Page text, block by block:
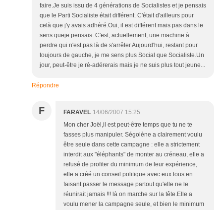
faire.Je suis issu de 4 générations de Socialistes et je pensais
que le Parti Socialiste était différent. C'était d'ailleurs pour
celà que j'y avais adhéré.Oui, il est différent mais pas dans le
sens queje pensais. C'est, actuellement, une machine à
perdre qui n'est pas là de s'arrêter.Aujourd'hui, restant pour
toujours de gauche, je me sens plus Social que Socialiste.Un
jour, peut-être je ré-adérerais mais je ne suis plus tout jeune...
Répondre
F FARAVEL 14/06/2007 15:25
Mon cher Joël,il est peut-être temps que tu ne te
fasses plus manipuler. Ségolène a clairement voulu
être seule dans cette campagne : elle a strictement
interdit aux "éléphants" de monter au créneau, elle a
refusé de profiter du minimum de leur expérience,
elle a créé un conseil politique avec eux tous en
faisant passer le message partout qu'elle ne le
réunirait jamais !!! là on marche sur la tête.Elle a
voulu mener la campagne seule, et bien le minimum